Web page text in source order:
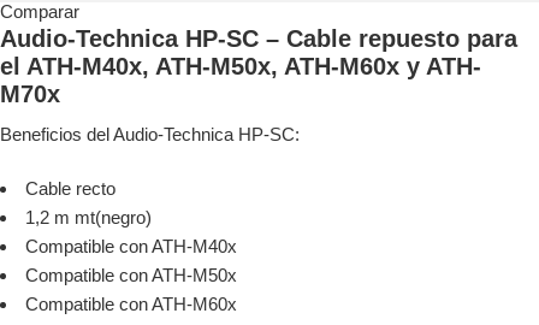
Comparar
Audio-Technica HP-SC – Cable repuesto para
el ATH-M40x, ATH-M50x, ATH-M60x y ATH-
M70x
Beneficios del Audio-Technica HP-SC:
Cable recto
1,2 m mt(negro)
Compatible con ATH-M40x
Compatible con ATH-M50x
Compatible con ATH-M60x